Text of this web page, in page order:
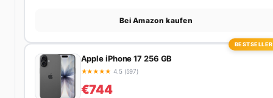
Bei Amazon kaufen
BESTSELLER
Apple iPhone 17 256 GB
★★★★★ 4.5 (597)
€744